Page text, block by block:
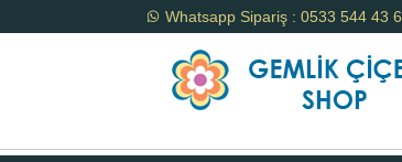
Whatsapp Sipariş : 0533 544 43